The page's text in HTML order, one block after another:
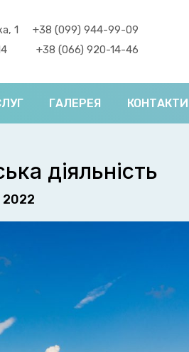
1
+38 (099) 944-99-09
+38 (066) 920-14-46
ГАЛЕРЕЯ КОНТАКТИ
діяльність
2022